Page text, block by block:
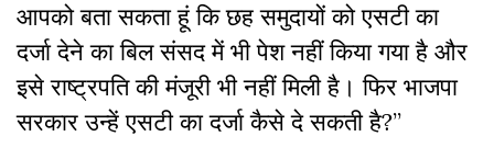
आपको बता सकता हूं कि छह समुदायों को एसटी का
दर्जा देने का बिल संसद में भी पेश नहीं किया गया है और
इसे राष्ट्रपति की मंजूरी भी नहीं मिली है। फिर भाजपा
सरकार उन्हें एसटी का दर्जा कैसे दे सकती है?”